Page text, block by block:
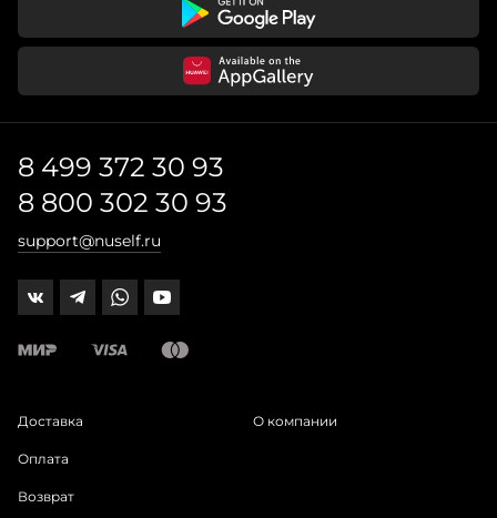
8 499 372 30 93
8 800 302 30 93
support@nuself.ru
Доставка
Оплата
Возврат
О компании